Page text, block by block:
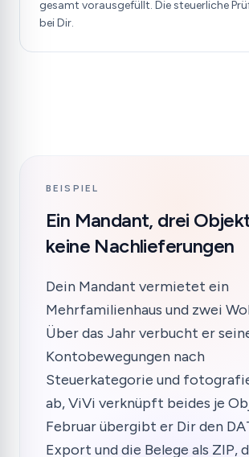
gesamt vorausgefüllt. Die steuerliche
bei Dir.
BEISPIEL
Ein Mandant, drei
keine Nachlieferungen
Dein Mandant vermietet ein
Mehrfamilienhaus und zwei
Über das Jahr verbucht er
Kontobewegungen nach
Steuerkategorie und
ab, ViVi verknüpft beides je
Februar übergibt er Dir den
Export und die Belege als ZIP,